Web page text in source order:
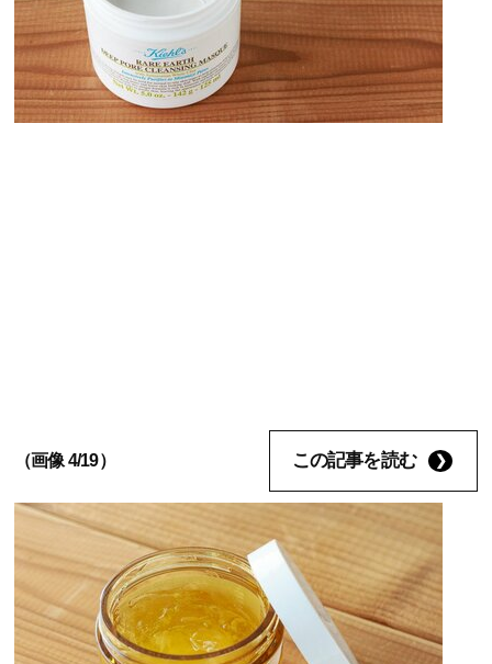
（画像 4/19） この記事を読む